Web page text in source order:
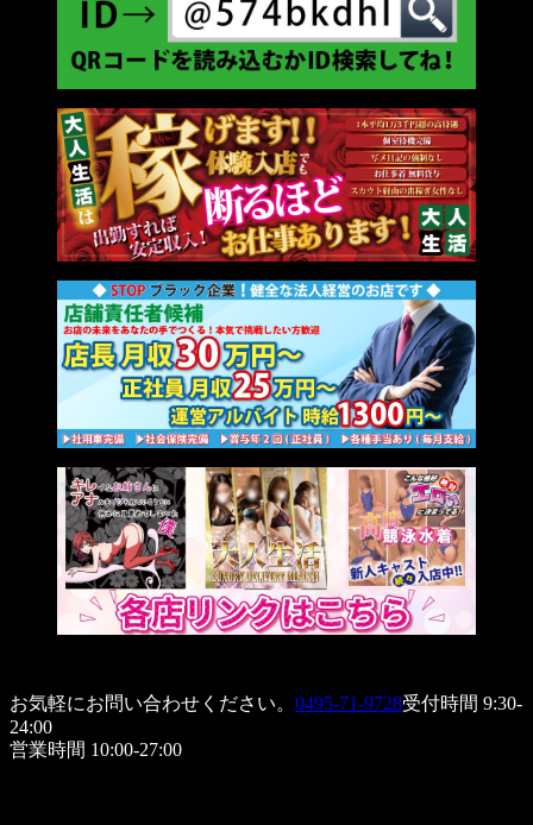
お気軽にお問い合わせください。 0495-71-9728受付時間 9:30-
24:00
営業時間 10:00-27:00